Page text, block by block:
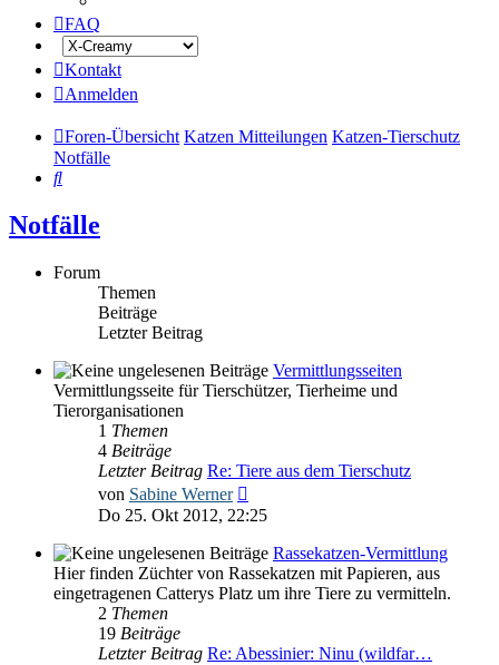
FAQ
Kontakt
Anmelden
Foren-Übersicht Katzen Mitteilungen Katzen-Tierschutz
Notfälle
Suche
Notfälle
Forum
Themen
Beiträge
Letzter Beitrag
Vermittlungsseiten
Vermittlungsseite für Tierschützer, Tierheime und
Tierorganisationen
1 Themen
4 Beiträge
Letzter Beitrag Re: Tiere aus dem Tierschutz
von Sabine Werner
Beitrag
Do 25. Okt 2012, 22:25
Rassekatzen-Vermittlung
Hier finden Züchter von Rassekatzen mit Papieren, aus
eingetragenen Catterys Platz um ihre Tiere zu vermitteln.
2 Themen
19 Beiträge
Letzter Beitrag Re: Abessinier: Ninu (wildfar…